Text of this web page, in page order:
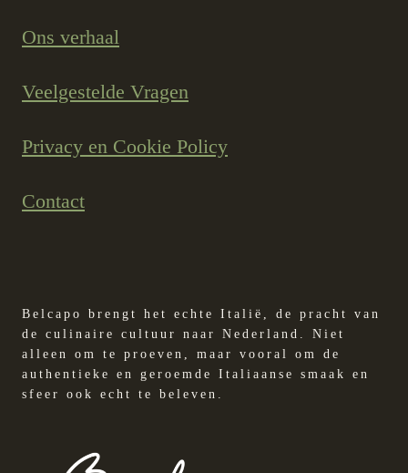
Ons verhaal
Veelgestelde Vragen
Privacy en Cookie Policy
Contact
Belcapo brengt het echte Italië, de pracht van
de culinaire cultuur naar Nederland. Niet
alleen om te proeven, maar vooral om de
authentieke en geroemde Italiaanse smaak en
sfeer ook echt te beleven.